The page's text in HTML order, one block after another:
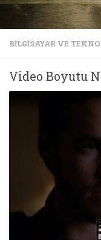
BILGISAYAR VE
Video Boyutu